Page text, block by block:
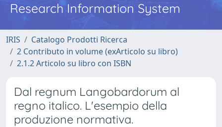
Research Information System
IRIS
Catalogo Prodotti Ricerca
2 Contributo in volume (exArticolo su libro)
2.1.2 Articolo su libro con ISBN
Dal regnum Langobardorum al
regno italico. L'esempio della
produzione normativa.